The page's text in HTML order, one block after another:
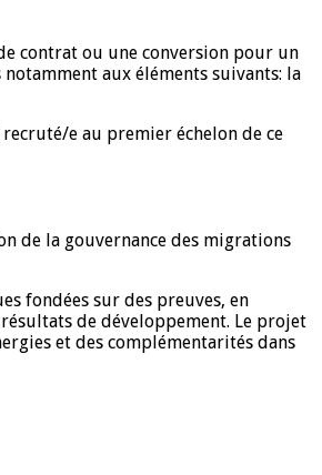
contrat ou une conversion pour un
aux éléments suivants: la
e au premier échelon de ce
de la gouvernance des migrations
fondées sur des preuves, en
de développement. Le projet
et des complémentarités dans